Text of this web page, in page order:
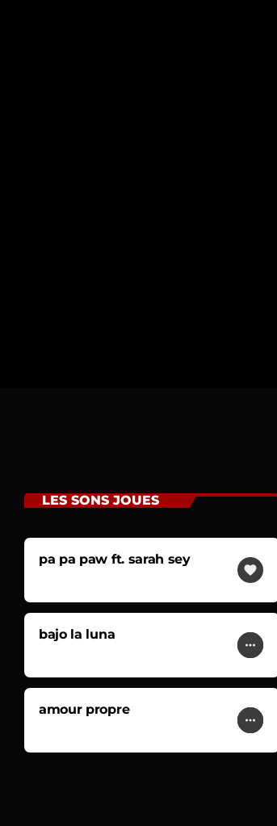
LES SONS JOUES
pa pa paw ft. sarah sey
favorite
bajo la luna
more_horiz
favorite
play_arrow
amour propre
more_horiz
favorite
play_arrow